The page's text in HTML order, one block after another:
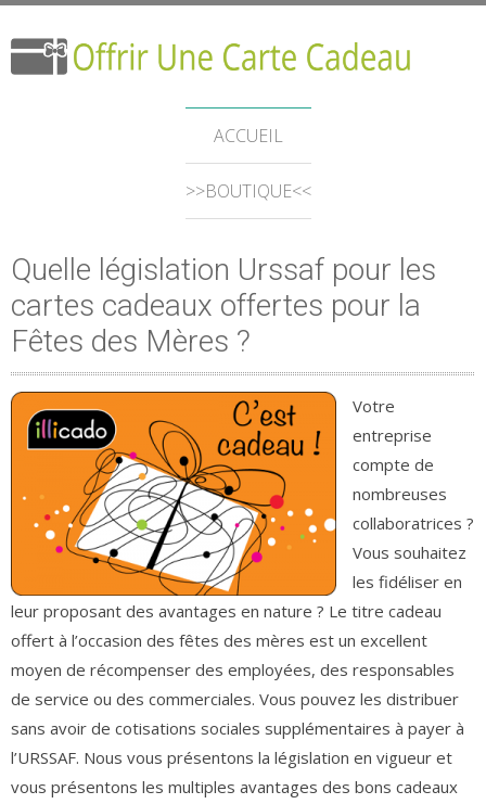
ACCUEIL
>>BOUTIQUE<<
Quelle législation Urssaf pour les
cartes cadeaux offertes pour la
Fêtes des Mères ?
Votre
entreprise
compte de
nombreuses
collaboratrices ?
Vous souhaitez
les fidéliser en
leur proposant des avantages en nature ? Le titre cadeau
offert à l’occasion des fêtes des mères est un excellent
moyen de récompenser des employées, des responsables
de service ou des commerciales. Vous pouvez les distribuer
sans avoir de cotisations sociales supplémentaires à payer à
l’URSSAF. Nous vous présentons la législation en vigueur et
vous présentons les multiples avantages des bons cadeaux